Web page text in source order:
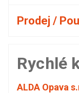
Prodej /
Rychlé
ALDA Opava